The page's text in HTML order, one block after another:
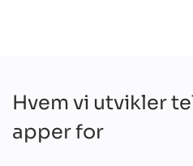
Hvem vi utvikler
apper for